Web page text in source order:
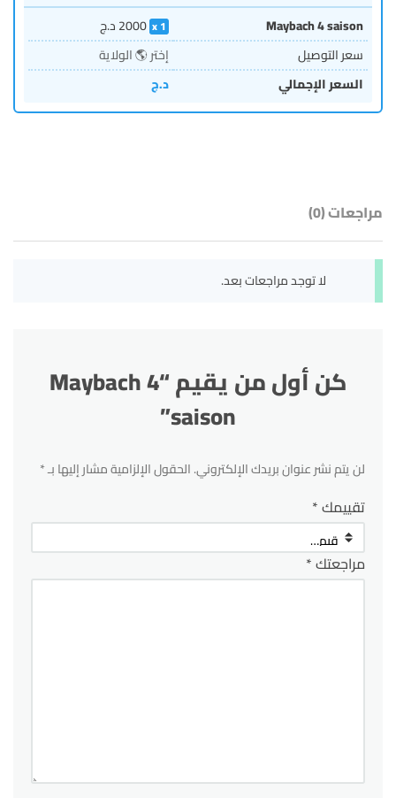
Maybach 4 saison
1
2000د.ج
سعر التوصيل
إختر 🌎 الولاية
السعر الإجمالي
د.ج
مراجعات (0)
لا توجد مراجعات بعد.
كن أول من يقيم “Maybach 4
saison”
لن يتم نشر عنوان بريدك الإلكتروني.الحقول الإلزامية مشار إليها بـ*
تقييمك*
مراجعتك*